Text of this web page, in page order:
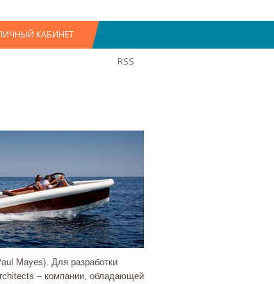
КАБИНЕТ
RSS
Mayes). Для разработки
– компании, обладающей